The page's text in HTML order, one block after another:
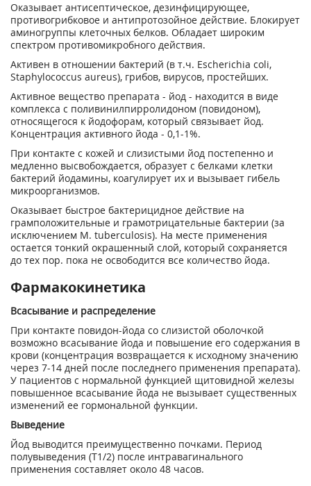
Оказывает антисептическое, дезинфицирующее,
противогрибковое и антипротозойное действие. Блокирует
аминогруппы клеточных белков. Обладает широким
спектром противомикробного действия.
Активен в отношении бактерий (в т.ч. Escherichia coli,
Staphylococcus aureus), грибов, вирусов, простейших.
Активное вещество препарата - йод - находится в виде
комплекса с поливинилпирролидоном (повидоном),
относящегося к йодофорам, который связывает йод.
Концентрация активного йода - 0,1-1%.
При контакте с кожей и слизистыми йод постепенно и
медленно высвобождается, образует с белками клетки
бактерий йодамины, коагулирует их и вызывает гибель
микроорганизмов.
Оказывает быстрое бактерицидное действие на
грамположительные и грамотрицательные бактерии (за
исключением М. tuberculosis). На месте применения
остается тонкий окрашенный слой, который сохраняется
до тех пор. пока не освободится все количество йода.
Фармакокинетика
Всасывание и распределение
При контакте повидон-йода со слизистой оболочкой
возможно всасывание йода и повышение его содержания в
крови (концентрация возвращается к исходному значению
через 7-14 дней после последнего применения препарата).
У пациентов с нормальной функцией щитовидной железы
повышенное всасывание йода не вызывает существенных
изменений ее гормональной функции.
Выведение
Йод выводится преимущественно почками. Период
полувыведения (Т1/2) после интравагинального
применения составляет около 48 часов.